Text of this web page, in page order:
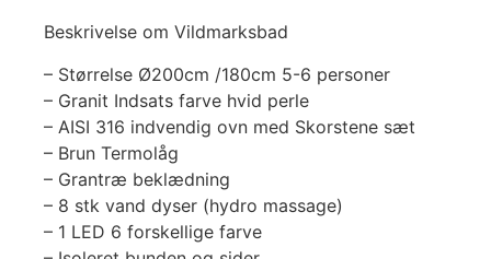
Beskrivelse om Vildmarksbad
– Størrelse Ø200cm /180cm 5-6 personer
– Granit Indsats farve hvid perle
– AISI 316 indvendig ovn med Skorstene sæt
– Brun Termolåg
– Grantræ beklædning
– 8 stk vand dyser (hydro massage)
– 1 LED 6 forskellige farve